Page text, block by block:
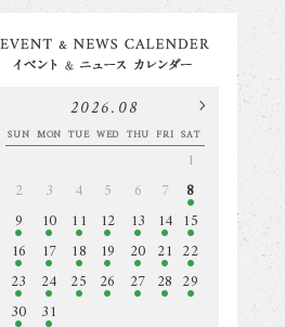
2026.08
SUN MON TUE WED THU FRI SAT
1
2
3 4 5 6 7
8
9
10 11 12 13 14 15
16
17 18 19 20 21 22
23
24 25 26 27 28 29
30 31